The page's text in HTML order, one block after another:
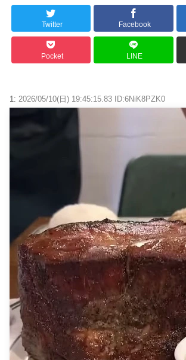
Twitter Facebook
Pocket LINE
1: 2026/05/10(日) 19:45:15.83 ID:6NiK8PZK0